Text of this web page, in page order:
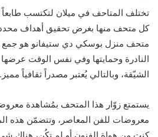
تختلف المتاحف في ميلان لتكتسب
كل متحف منها بغرض تحقيق أهداف
متحف منزل بوسكي دي ستيفانو هو جمع
النادرة وحمايتها وفي نفس الوقت
الشيّقة، وبالتالي يُعتبر مصدراً ثقافياً مميز.
يستمتع زوّار هذا المتحف بمُشاهدة
معروضات للفن المعاصر، وتتضمّن هذه
كنت من هواة الفنون أو لم تكُن، هناك